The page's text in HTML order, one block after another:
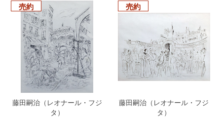
売約
藤田嗣治（レオナール・フジ
タ）
売約
藤田嗣治（レオナール・フジ
タ）